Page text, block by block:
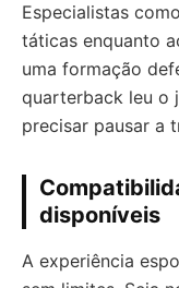
Especialistas
táticas enquanto
uma formação
quarterback leu o
precisar pausar a
disponíveis
A experiência